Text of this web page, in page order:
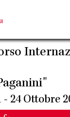
- 24 Ottobre